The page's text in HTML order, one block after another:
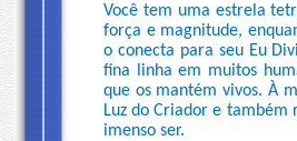
Você tem uma estrela
força e magnitude,
o conecta para seu Eu
fina linha em muitos
que os mantém vivos. À
Luz do Criador e
imenso ser.